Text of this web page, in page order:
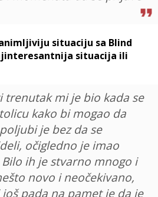
situaciju sa Blind
situacija ili
trenutak mi je bio kada se
kako bi mogao da
je bez da se
očigledno je imao
ih je stvarno mnogo i
novo i neočekivano,
pada na pamet je da je